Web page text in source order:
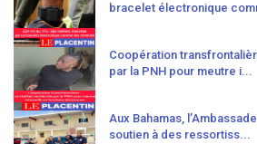
bracelet électronique
Coopération
par la PNH pour meutre i...
Aux Bahamas,
soutien à des ressortiss...